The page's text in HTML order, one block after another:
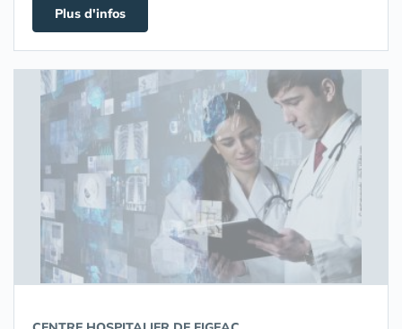
Plus d'infos